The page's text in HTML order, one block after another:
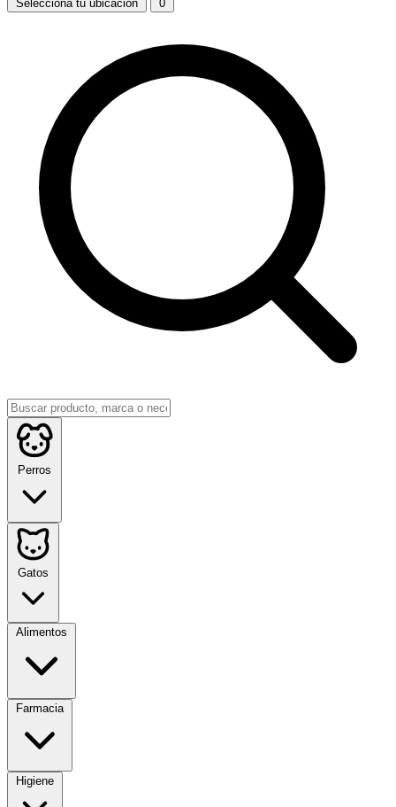
Selecciona tu ubicación 0
Perros
Gatos
Alimentos
Farmacia
Higiene